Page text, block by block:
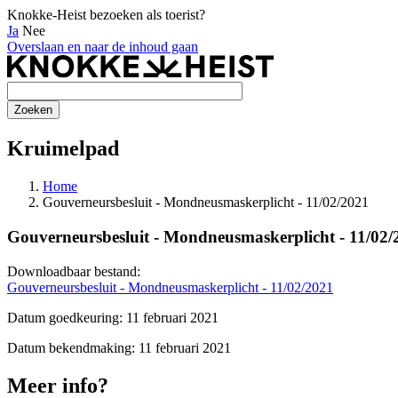
Knokke-Heist bezoeken als toerist?
Ja Nee
Overslaan en naar de inhoud gaan
Kruimelpad
Home
Gouverneursbesluit - Mondneusmaskerplicht - 11/02/2021
Gouverneursbesluit - Mondneusmaskerplicht - 11/02/
Downloadbaar bestand:
Gouverneursbesluit - Mondneusmaskerplicht - 11/02/2021
Datum goedkeuring: 11 februari 2021
Datum bekendmaking: 11 februari 2021
Meer info?